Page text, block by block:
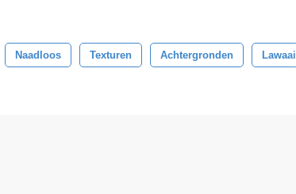
Naadloos Texturen Achtergronden Lawaai